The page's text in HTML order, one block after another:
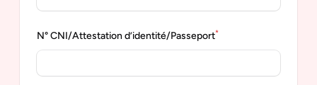
N° CNI/Attestation d’identité/Passeport*